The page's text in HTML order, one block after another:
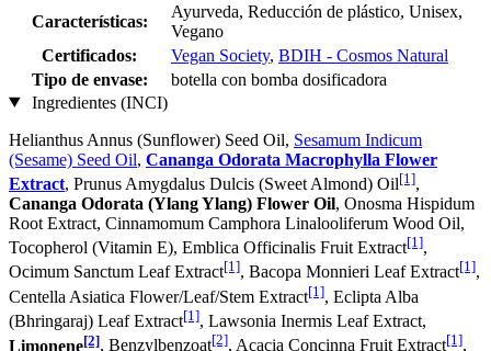
Características:
Ayurveda, Reducción de plástico, Unisex,
Vegano
Certificados:
Vegan Society, BDIH - Cosmos Natural
Tipo de envase:
botella con bomba dosificadora
Ingredientes (INCI)
Helianthus Annus (Sunflower) Seed Oil, Sesamum Indicum
(Sesame) Seed Oil, Cananga Odorata Macrophylla Flower
Extract, Prunus Amygdalus Dulcis (Sweet Almond) Oil[1],
Cananga Odorata (Ylang Ylang) Flower Oil, Onosma Hispidum
Root Extract, Cinnamomum Camphora Linalooliferum Wood Oil,
Tocopherol (Vitamin E), Emblica Officinalis Fruit Extract[1],
Ocimum Sanctum Leaf Extract[1], Bacopa Monnieri Leaf Extract[1],
Centella Asiatica Flower/Leaf/Stem Extract[1], Eclipta Alba
(Bhringaraj) Leaf Extract[1], Lawsonia Inermis Leaf Extract,
Limonene[2], Benzylbenzoat[2], Acacia Concinna Fruit Extract[1],